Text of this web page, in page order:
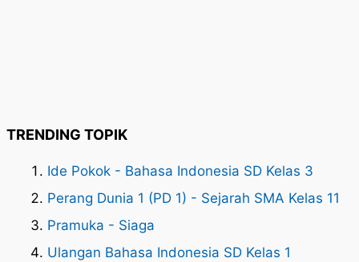
TRENDING TOPIK
Ide Pokok - Bahasa Indonesia SD Kelas 3
Perang Dunia 1 (PD 1) - Sejarah SMA Kelas 11
Pramuka - Siaga
Ulangan Bahasa Indonesia SD Kelas 1